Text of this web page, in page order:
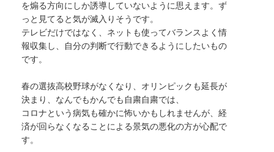
を煽る方向にしか誘導していないように思えます。ず
っと見てると気が滅入りそうです。
テレビだけではなく、ネットも使ってバランスよく情
報収集し、自分の判断で行動できるようにしたいもの
です。
春の選抜高校野球がなくなり、オリンピックも延長が
決まり、なんでもかんでも自粛自粛では、
コロナという病気も確かに怖いかもしれませんが、経
済が回らなくなることによる景気の悪化の方が心配で
す。